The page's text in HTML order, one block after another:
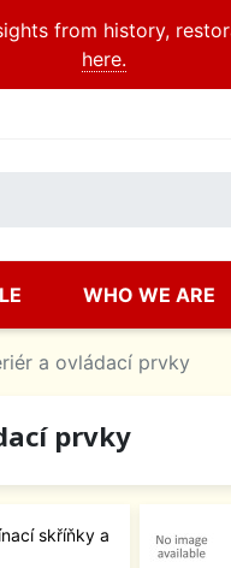
from history,
here.
WHO WE ARE
a ovládací prvky
prvky
skříňky a